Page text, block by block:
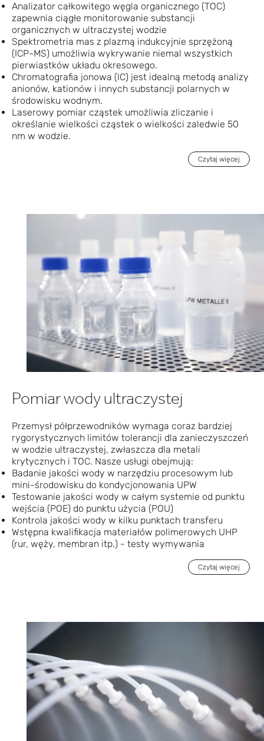
Analizator całkowitego węgla organicznego (TOC)
zapewnia ciągłe monitorowanie substancji
organicznych w ultraczystej wodzie
Spektrometria mas z plazmą indukcyjnie sprzężoną
(ICP-MS) umożliwia wykrywanie niemal wszystkich
pierwiastków układu okresowego.
Chromatografia jonowa (IC) jest idealną metodą analizy
anionów, kationów i innych substancji polarnych w
środowisku wodnym.
Laserowy pomiar cząstek umożliwia zliczanie i
określanie wielkości cząstek o wielkości zaledwie 50
nm w wodzie.
Czytaj więcej
Pomiar wody ultraczystej
Przemysł półprzewodników wymaga coraz bardziej
rygorystycznych limitów tolerancji dla zanieczyszczeń
w wodzie ultraczystej, zwłaszcza dla metali
krytycznych i TOC. Nasze usługi obejmują:
Badanie jakości wody w narzędziu procesowym lub
mini-środowisku do kondycjonowania UPW
Testowanie jakości wody w całym systemie od punktu
wejścia (POE) do punktu użycia (POU)
Kontrola jakości wody w kilku punktach transferu
Wstępna kwalifikacja materiałów polimerowych UHP
(rur, węży, membran itp.) - testy wymywania
Czytaj więcej